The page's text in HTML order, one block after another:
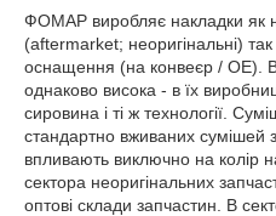
ФОМАР виробляє накладки як
(aftermarket; неоригінальні)
оснащення (на конвеєр / OE). В
однаково висока - в їх
сировина і ті ж технології.
стандартно вживаних
впливають виключно на колір
сектора неоригінальних
оптові склади запчастин. В